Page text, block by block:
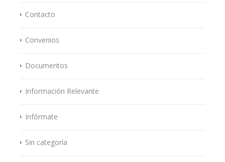
Contacto
Convenios
Documentos
Información Relevante
Infórmate
Sin categoría